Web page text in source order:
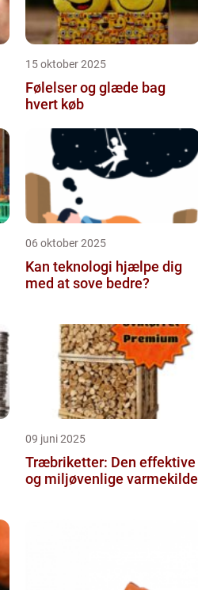
15 oktober 2025
Følelser og glæde bag
hvert køb
06 oktober 2025
Kan teknologi hjælpe dig
med at sove bedre?
09 juni 2025
Træbriketter: Den effektive
og miljøvenlige varmekilde